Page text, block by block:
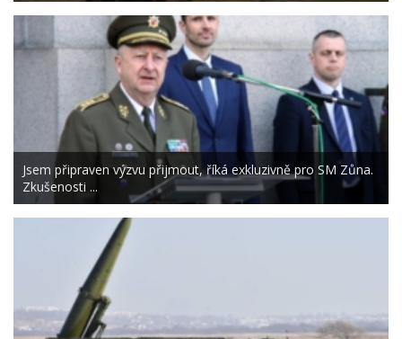
Jsem připraven výzvu přijmout, říká exkluzivně pro SM Zůna.
Zkušenosti ...